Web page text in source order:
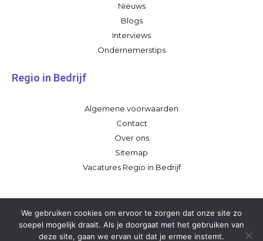
Nieuws
Blogs
Interviews
Ondernemerstips
Regio in Bedrijf
Algemene voorwaarden
Contact
Over ons
Sitemap
Vacatures Regio in Bedrijf
We gebruiken cookies om ervoor te zorgen dat onze site zo
soepel mogelijk draait. Als je doorgaat met het gebruiken van
deze site, gaan we ervan uit dat je ermee instemt.